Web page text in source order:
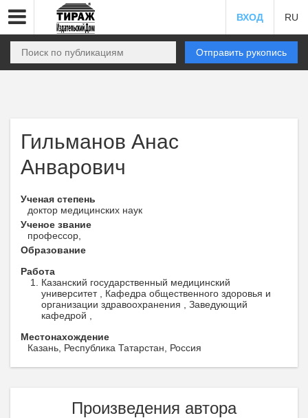
ВХОД RU
Отправить рукопись
Гильманов Анас
Анварович
Ученая степень
доктор медицинских наук
Ученое звание
профессор,
Образование
Работа
Казанский государственный медицинский
университет , Кафедра общественного здоровья и
организации здравоохранения , Заведующий
кафедрой ,
Местонахождение
Казань, Республика Татарстан, Россия
Произведения автора